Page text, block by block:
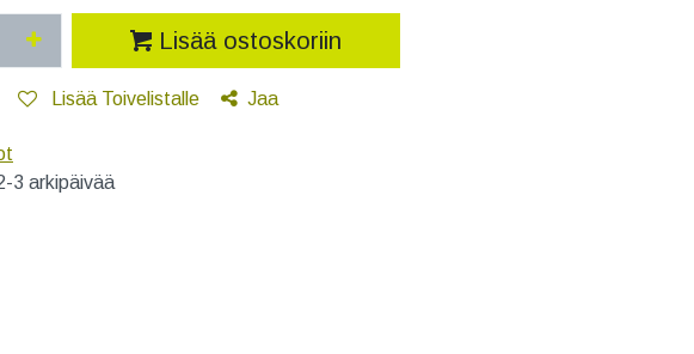
Lisää ostoskoriin
Lisää Toivelistalle Jaa
3 arkipäivää